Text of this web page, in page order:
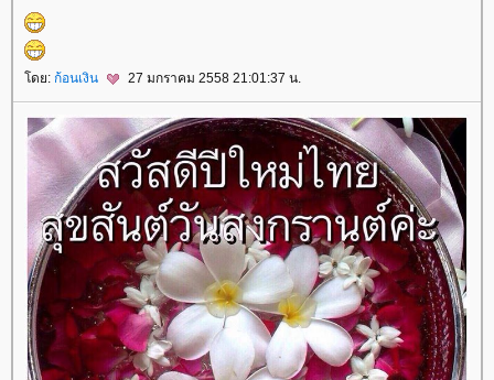
ดย: ก้อนเงิน 27 มกราคม 2558 21:01:37 น.